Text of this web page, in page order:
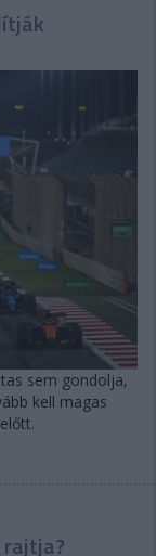
sem gondolja,
kell magas
rajtja?